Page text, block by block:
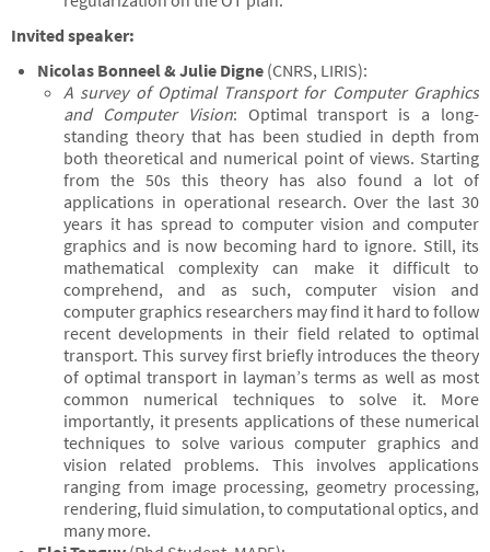
Invited speaker:
Nicolas Bonneel& Julie Digne (CNRS, LIRIS):
A survey of Optimal Transport for Computer Graphics
and Computer Vision: Optimal transport is a long-
standing theory that has been studied in depth from
both theoretical and numerical point of views. Starting
from the 50s this theory has also found a lot of
applications in operational research. Over the last 30
years it has spread to computer vision and computer
graphics and is now becoming hard to ignore. Still, its
mathematical complexity can make it difficult to
comprehend, and as such, computer vision and
computer graphics researchers may find it hard to follow
recent developments in their field related to optimal
transport. This survey first briefly introduces the theory
of optimal transport in layman’s terms as well as most
common numerical techniques to solve it. More
importantly, it presents applications of these numerical
techniques to solve various computer graphics and
vision related problems. This involves applications
ranging from image processing, geometry processing,
rendering, fluid simulation, to computational optics, and
many more.